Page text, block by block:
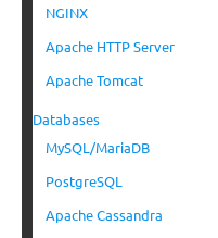
NGINX
Apache HTTP Server
Apache Tomcat
Databases
MySQL/MariaDB
PostgreSQL
Apache Cassandra